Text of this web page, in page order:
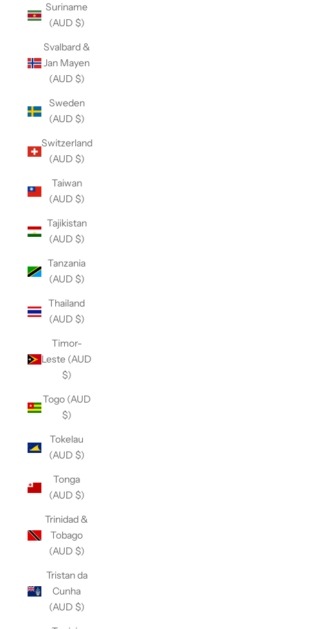
Suriname
(AUD $)
Svalbard &
Jan Mayen
(AUD $)
Sweden
(AUD $)
Switzerland
(AUD $)
Taiwan
(AUD $)
Tajikistan
(AUD $)
Tanzania
(AUD $)
Thailand
(AUD $)
Timor-
Leste (AUD
$)
Togo (AUD
$)
Tokelau
(AUD $)
Tonga
(AUD $)
Trinidad &
Tobago
(AUD $)
Tristan da
Cunha
(AUD $)